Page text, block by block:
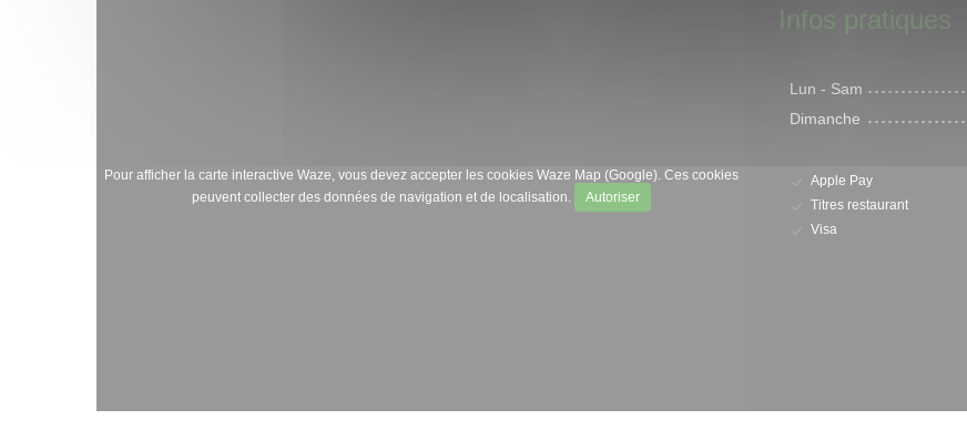
Pour afficher la carte interactive Waze, vous devez accepter les cookies Waze Map (Google). Ces cookies
peuvent collecter des données de navigation et de localisation.
Autoriser
Infos pratiques
Lun - Sam
Dimanche
Apple Pay
Titres restaurant
Visa